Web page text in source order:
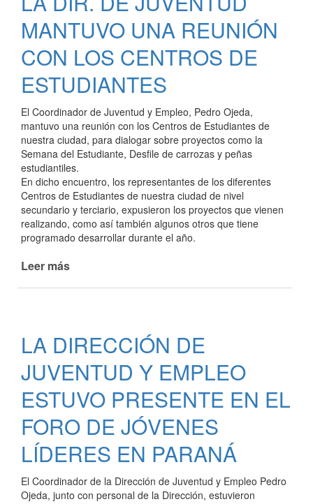
CON
LA
HISTÓRICA
“ESTUDIANTINA”
MANTUVO UNA REUNIÓN
CON LOS CENTROS DE
ESTUDIANTES
El Coordinador de Juventud y Empleo, Pedro Ojeda,
mantuvo una reunión con los Centros de Estudiantes de
nuestra ciudad, para dialogar sobre proyectos como la
Semana del Estudiante, Desfile de carrozas y peñas
estudiantiles.
En dicho encuentro, los representantes de los diferentes
Centros de Estudiantes de nuestra ciudad de nivel
secundario y terciario, expusieron los proyectos que vienen
realizando, como así también algunos otros que tiene
programado desarrollar durante el año.
Leer más
MANTUVO
UNA
REUNIÓN
CON
LOS
CENTROS
DE
ESTUDIANTES
LA DIRECCIÓN DE
JUVENTUD Y EMPLEO
ESTUVO PRESENTE EN EL
FORO DE JÓVENES
LÍDERES EN PARANÁ
El Coordinador de la Dirección de Juventud y Empleo Pedro
Ojeda, junto con personal de la Dirección, estuvieron